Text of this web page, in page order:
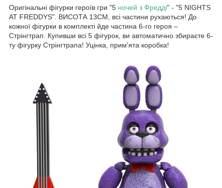
Оригінальні фігурки героїв гри "5 ночей з Фредді" - "5 NIGHTS
AT FREDDYS". ВИСОТА 13СМ, всі частини рухаються! До
кожної фігурки в комплекті йде частина 6-го героя –
Стрінгтрап. Купивши всі 5 фігурок, ви автоматично збираєте 6-
ту фігурку Стрінгтрапа! Уцінка, прим'ята коробка!